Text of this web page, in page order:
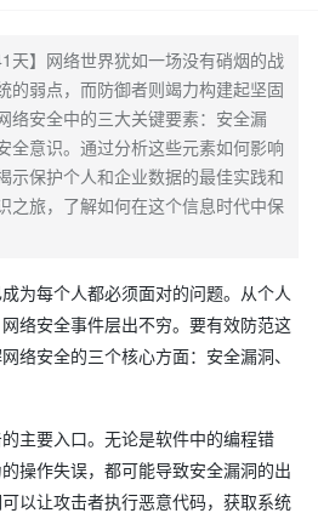
天】网络世界犹如一场没有硝烟的战
的弱点，而防御者则竭力构建起坚固
络安全中的三大关键要素：安全漏
全意识。通过分析这些元素如何影响
示保护个人和企业数据的最佳实践和
之旅，了解如何在这个信息时代中保
为每个人都必须面对的问题。从个人
络安全事件层出不穷。要有效防范这
络安全的三个核心方面：安全漏洞、
主要入口。无论是软件中的编程错
操作失误，都可能导致安全漏洞的出
以让攻击者执行恶意代码，获取系统